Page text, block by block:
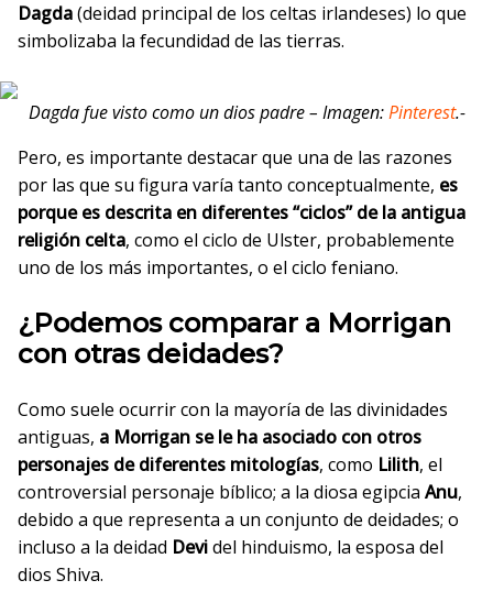
Dagda(deidad principal de los celtas irlandeses) lo que
simbolizaba la fecundidad de las tierras.
Dagda fue visto como un dios padre – Imagen:Pinterest.-
Pero, es importante destacar que una de las razones
por las que su figura varía tanto conceptualmente, es
porque es descrita en diferentes “ciclos” de la antigua
religión celta, como el ciclo de Ulster, probablemente
uno de los más importantes, o el ciclo feniano.
¿Podemos comparar a Morrigan
con otras deidades?
Como suele ocurrir con la mayoría de las divinidades
antiguas, a Morrigan se le ha asociado con otros
personajes de diferentes mitologías, como Lilith, el
controversial personaje bíblico; a la diosa egipcia Anu,
debido a que representa a un conjunto de deidades; o
incluso a la deidad Devidel hinduismo, la esposa del
dios Shiva.